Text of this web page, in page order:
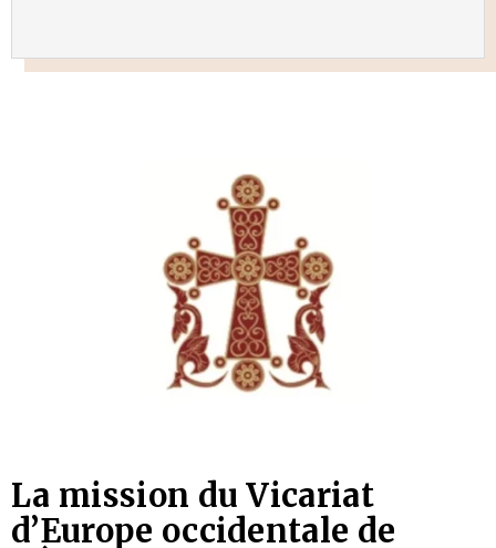
La mission du Vicariat
d’Europe occidentale de